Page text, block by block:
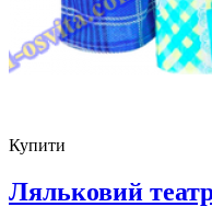
Купити
Ляльковий